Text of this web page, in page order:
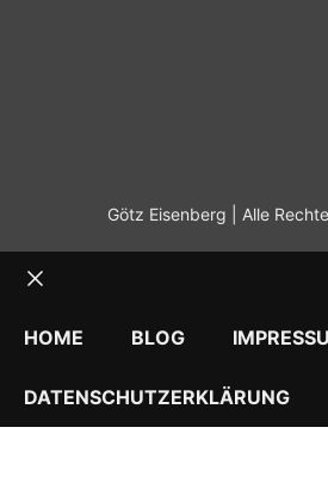
Götz Eisenberg | Alle
HOME
BLOG
DATENSCHUTZERKLÄRUNG